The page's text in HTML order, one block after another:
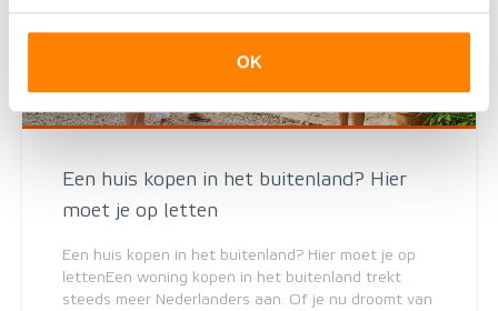
OK
Een huis kopen in het buitenland? Hier
moet je op letten
Een huis kopen in het buitenland? Hier moet je op
lettenEen woning kopen in het buitenland trekt
steeds meer Nederlanders aan. Of je nu droomt van